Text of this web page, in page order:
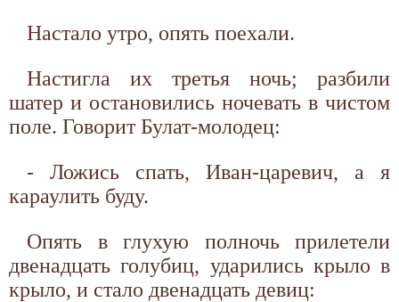
Настало утро, опять поехали.
Настигла их третья ночь; разбили
шатер и остановились ночевать в чистом
поле. Говорит Булат-молодец:
- Ложись спать, Иван-царевич, а я
караулить буду.
Опять в глухую полночь прилетели
двенадцать голубиц, ударились крыло в
крыло, и стало двенадцать девиц: